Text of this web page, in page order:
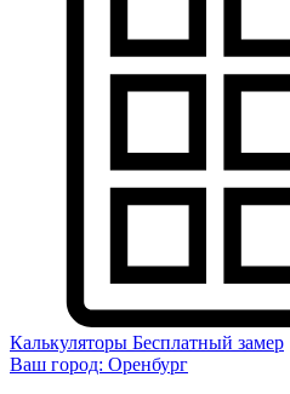
Калькуляторы Бесплатный замер
Ваш город: Оренбург